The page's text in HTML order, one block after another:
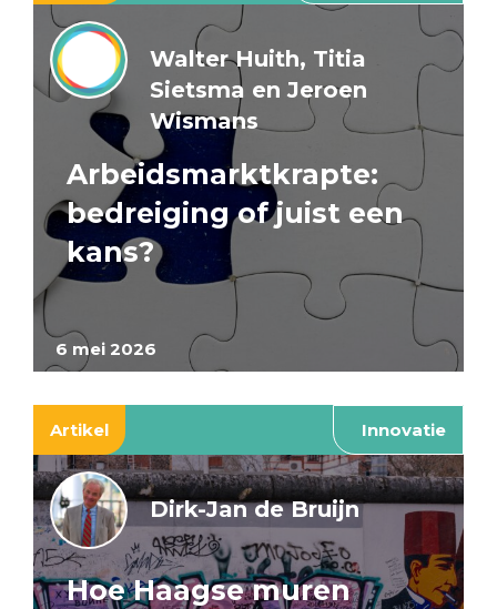
6 mei 2026
Walter Huith, Titia
Sietsma en Jeroen
Wismans
Arbeidsmarktkrapte:
bedreiging of juist een
kans?
Artikel Innovatie
Dirk-Jan de Bruijn
Hoe Haagse muren